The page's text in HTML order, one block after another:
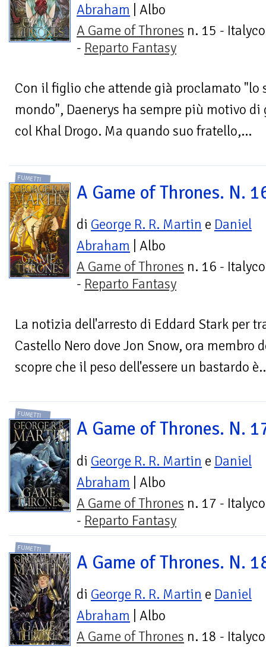
Abraham | Albo
A Game of Thrones n. 15 -
- Reparto Fantasy
Con il figlio che attende già proclamato "lo
mondo", Daenerys ha sempre più motivo
col Khal Drogo. Ma quando suo fratello,...
FUMETTI
A Game of Thrones. N.
di George R. R. Martin e Daniel
Abraham | Albo
A Game of Thrones n. 16 -
- Reparto Fantasy
La notizia dell'arresto di Eddard Stark per
Castello Nero dove Jon Snow, ora membro
scopre che il peso dell'essere un bastardo
FUMETTI
A Game of Thrones. N.
di George R. R. Martin e Daniel
Abraham | Albo
A Game of Thrones n. 17 -
- Reparto Fantasy
FUMETTI
A Game of Thrones. N.
di George R. R. Martin e Daniel
Abraham | Albo
A Game of Thrones n. 18 -